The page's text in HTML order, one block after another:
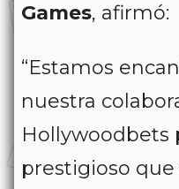
Games, afirmó:
“Estamos
nuestra
Hollywoodbets
prestigioso